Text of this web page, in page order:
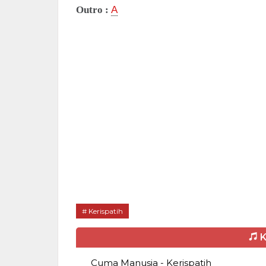
Outro : A
Kerispatih
Cuma Manusia - Kerispatih